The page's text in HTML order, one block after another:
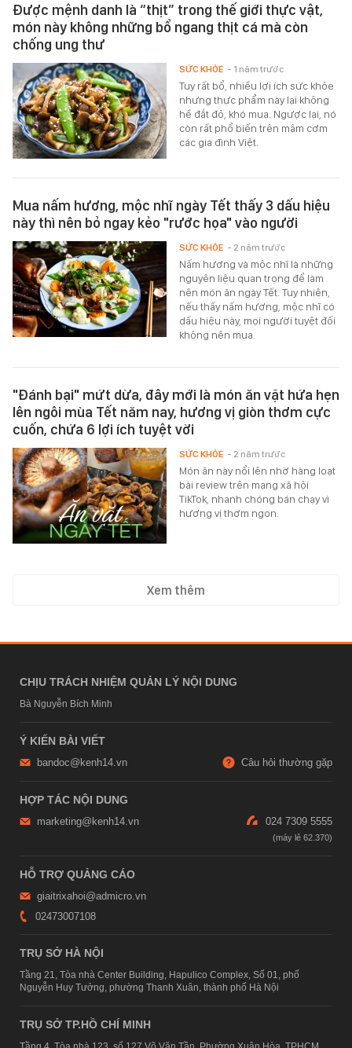
Được mệnh danh là “thịt” trong thế giới thực vật,
món này không những bổ ngang thịt cá mà còn
chống ung thư
Tuy rất bổ, nhiều lợi ích sức khỏe
nhưng thực phẩm này lại không
hề đắt đỏ, khó mua. Ngược lại, nó
còn rất phổ biến trên mâm cơm
các gia đình Việt.
SỨC KHỎE - 1 năm trước
Mua nấm hương, mộc nhĩ ngày Tết thấy 3 dấu hiệu
này thì nên bỏ ngay kẻo "rước họa" vào người
Nấm hương và mộc nhĩ là những
nguyên liệu quan trọng để làm
nên món ăn ngày Tết. Tuy nhiên,
nếu thấy nấm hương, mộc nhĩ có
dấu hiệu này, mọi người tuyệt đối
không nên mua.
SỨC KHỎE - 2 năm trước
"Đánh bại" mứt dừa, đây mới là món ăn vặt hứa hẹn
lên ngôi mùa Tết năm nay, hương vị giòn thơm cực
cuốn, chứa 6 lợi ích tuyệt vời
Món ăn này nổi lên nhờ hàng loạt
bài review trên mạng xã hội
TikTok, nhanh chóng bán chạy vì
hương vị thơm ngon.
SỨC KHỎE - 2 năm trước
Xem thêm
CHỊU TRÁCH NHIỆM QUẢN LÝ NỘI DUNG
Bà Nguyễn Bích Minh
Ý KIẾN BÀI VIẾT
bandoc@kenh14.vn Câu hỏi thường gặp
HỢP TÁC NỘI DUNG
marketing@kenh14.vn 024 7309 5555
HỖ TRỢ QUẢNG CÁO
giaitrixahoi@admicro.vn
02473007108
TRỤ SỞ HÀ NỘI
Tầng 21, Tòa nhà Center Building, Hapulico Complex, Số 01, phố
Nguyễn Huy Tưởng, phường Thanh Xuân, thành phố Hà Nội
TRỤ SỞ TP.HỒ CHÍ MINH